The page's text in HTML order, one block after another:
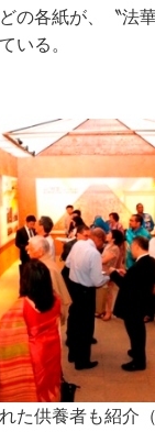
の各紙が、〝法
いる。
た供養者も紹介